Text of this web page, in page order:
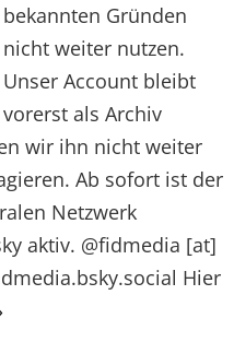
bekannten Gründen
nicht weiter nutzen.
Unser Account bleibt
vorerst als Archiv
wir ihn nicht weiter
Ab sofort ist der
Netzwerk
aktiv. @fidmedia [at]
Hier